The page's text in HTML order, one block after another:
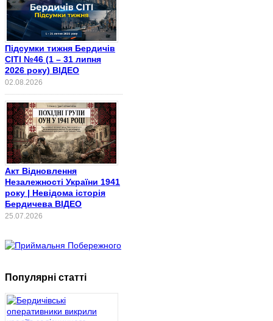
Підсумки тижня Бердичів
СІТІ №46 (1 – 31 липня
2026 року) ВІДЕО
02.08.2026
Акт Відновлення
Незалежності України 1941
року | Невідома історія
Бердичева ВІДЕО
25.07.2026
Популярні статті